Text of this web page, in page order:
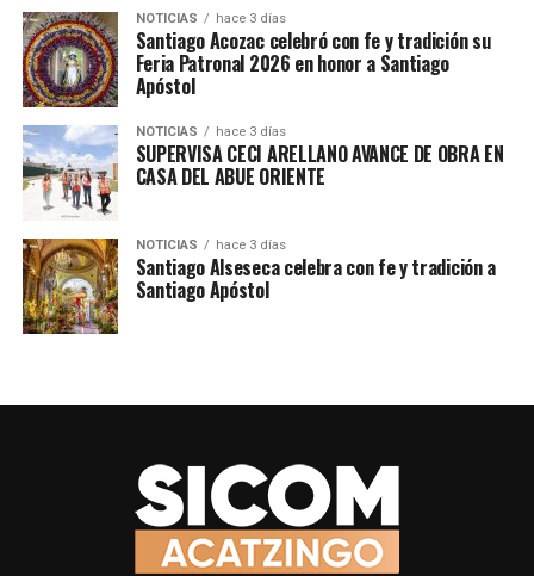
SIGUE CON
PADRES DE FAMILIA DE CARMEN SERDÁN PRIORIZAN
MANTENIMIENTO DE CANCHA DEPORTIVA CON PROGRAMA
“OBRA COMUNITARIA”
NO TE PIERDAS
ICATEP TECAMACHALCO REALIZA 2º ICATFEST PARA
IMPULSAR LA CAPACITACIÓN TÉCNICA
NOTICIAS hace 3 días
Santiago Acozac celebró con fe y tradición su
Feria Patronal 2026 en honor a Santiago
Apóstol
NOTICIAS hace 3 días
SUPERVISA CECI ARELLANO AVANCE DE OBRA EN
CASA DEL ABUE ORIENTE
NOTICIAS hace 3 días
Santiago Alseseca celebra con fe y tradición a
Santiago Apóstol